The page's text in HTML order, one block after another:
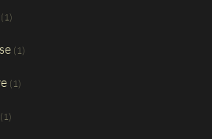
(1)
(1)
(1)
(1)